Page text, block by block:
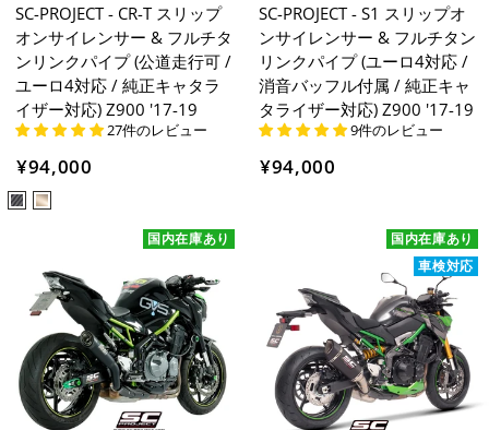
SC-PROJECT - CR-T スリップ
オンサイレンサー & フルチタ
ンリンクパイプ (公道走行可 /
ユーロ4対応 / 純正キャタラ
イザー対応) Z900 '17-19
27件のレビュー
¥94,000
SC-PROJECT - S1 スリップオ
ンサイレンサー & フルチタン
リンクパイプ (ユーロ4対応 /
消音バッフル付属 / 純正キャ
タライザー対応) Z900 '17-19
9件のレビュー
¥94,000
国内在庫あり
国内在庫あり
車検対応